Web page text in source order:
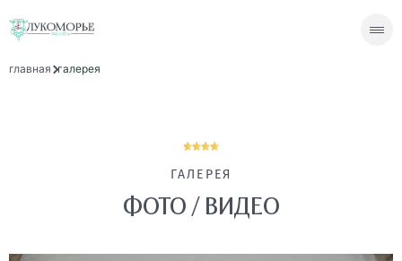
главная галерея
ГАЛЕРЕЯ
ФОТО / ВИДЕО